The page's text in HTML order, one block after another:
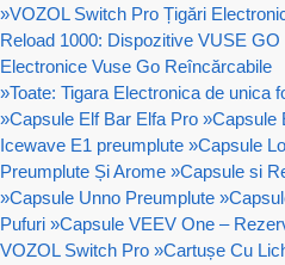
»VOZOL Switch Pro Țigări
Reload 1000: Dispozitive VUSE
Electronice Vuse Go Reîncărcabile
»Toate: Tigara Electronica de unica
»Capsule Elf Bar Elfa Pro »Capsule
Icewave E1 preumplute »Capsule
Preumplute Și Arome »Capsule si
»Capsule Unno Preumplute »
Pufuri »Capsule VEEV One –
VOZOL Switch Pro »Cartușe Cu